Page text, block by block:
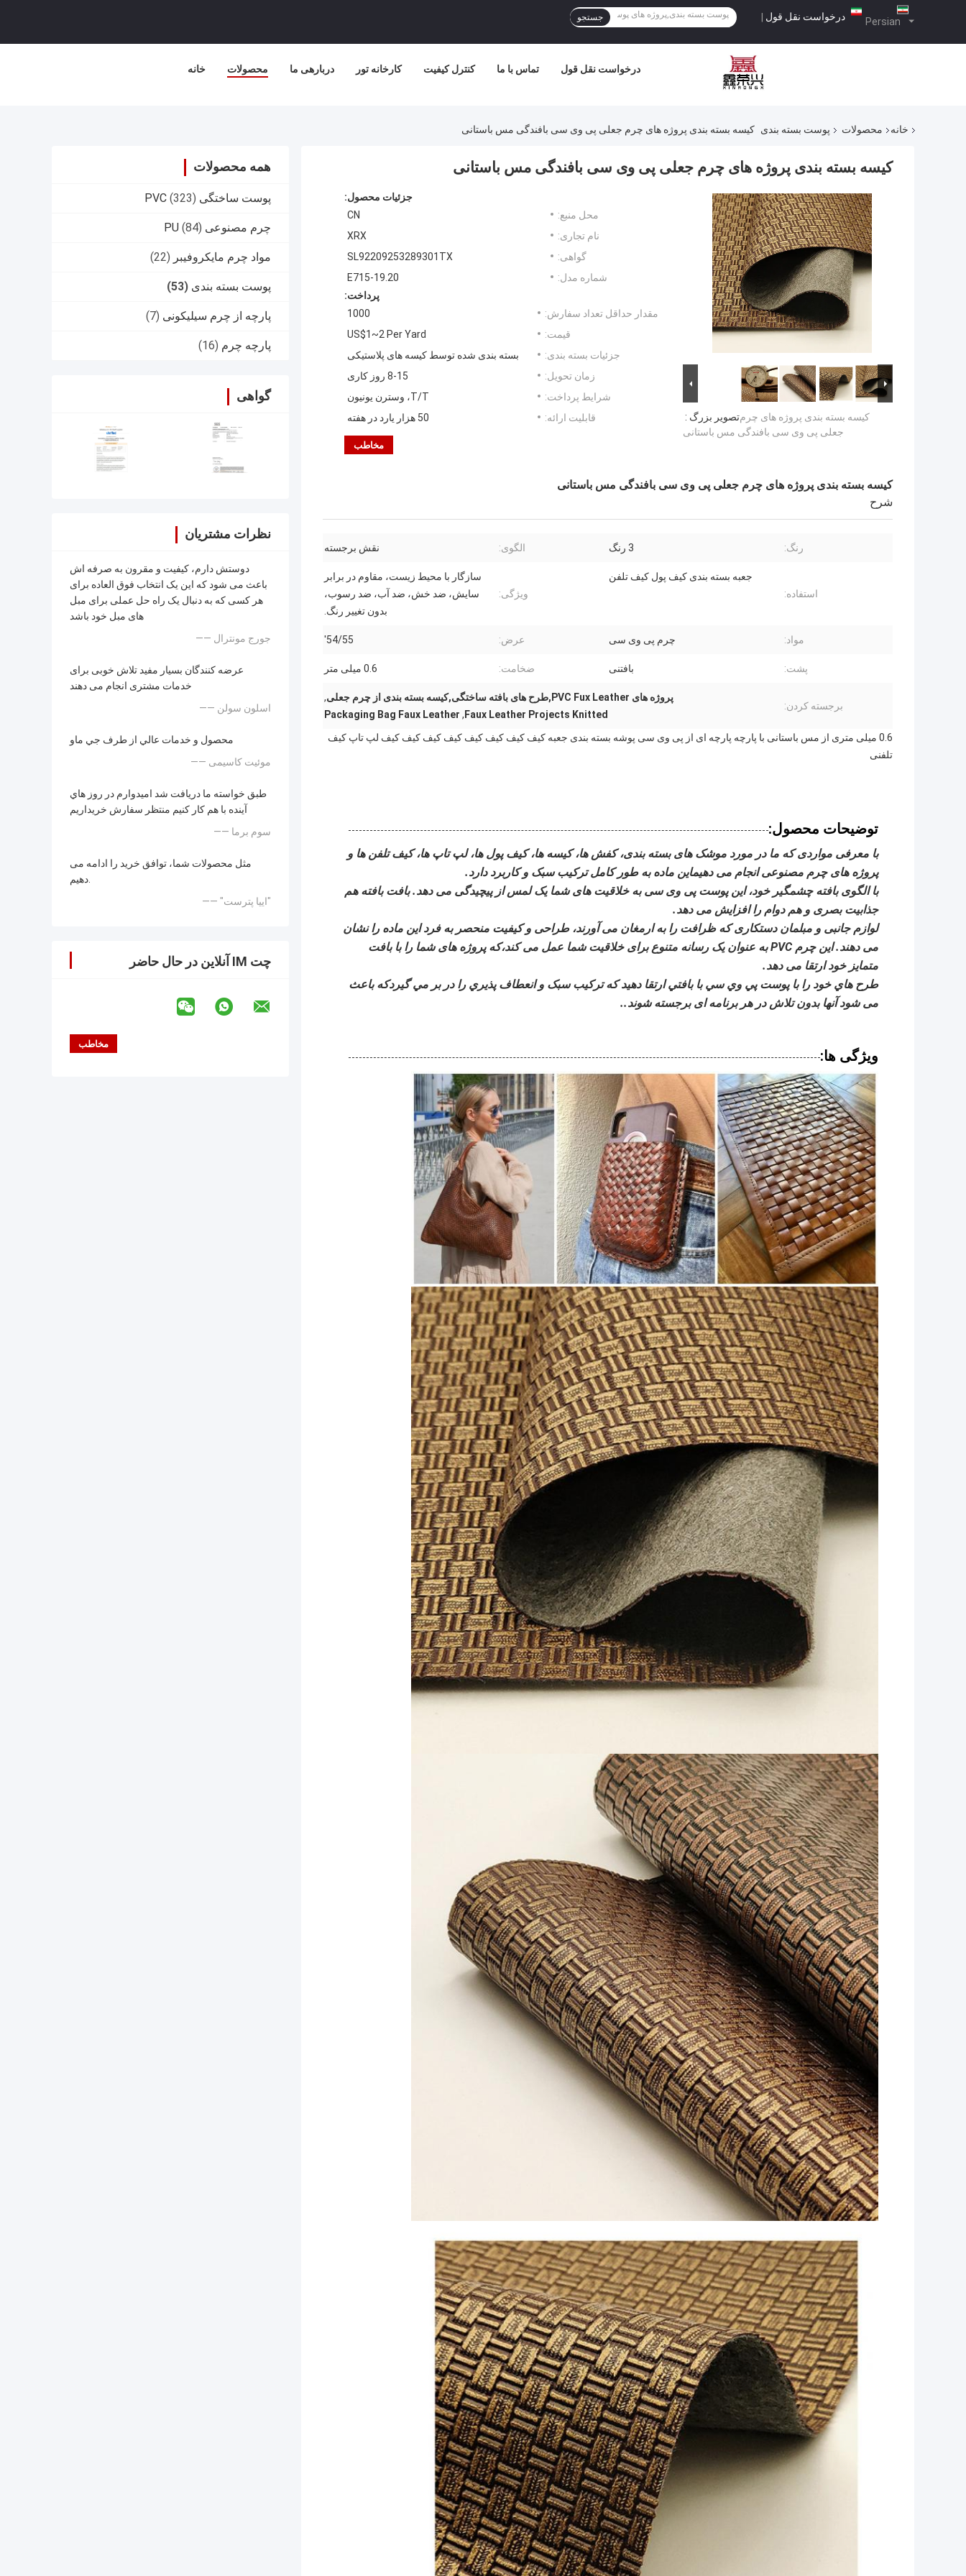
Persian درخواست نقل قول | جستجو
خانه محصولات دربارهی ما کارخانه تور کنترل کیفیت تماس با ما درخواست نقل قول
خانه محصولات پوست بسته بندی کیسه بسته بندی پروژه های چرم جعلی پی وی سی بافندگی مس باستانی
همه محصولات
پوست ساختگی PVC (323)
چرم مصنوعی PU (84)
مواد چرم مایکروفیبر (22)
پوست بسته بندی (53)
پارچه از چرم سیلیکونی (7)
پارچه چرم (16)
گواهی
نظرات مشتریان
دوستش دارم، کیفیت و مقرون به صرفه اش
باعث می شود که این یک انتخاب فوق العاده برای
هر کسی که به دنبال یک راه حل عملی برای مبل
های مبل خود باشد
—— جورج مونترال
عرضه کنندگان بسیار مفید تلاش خوبی برای
خدمات مشتری انجام می دهند
—— اسلون سولن
محصول و خدمات عالي از طرف جي ماو
—— موئیت کاسیمی
طبق خواسته ما دریافت شد اميدوارم در روز هاي
آينده با هم کار کنيم منتظر سفارش خريداريم
—— سوم برما
مثل محصولات شما، توافق خرید را ادامه می
دهیم.
—— "اییا پترست"
چت IM آنلاین در حال حاضر
کیسه بسته بندی پروژه های چرم جعلی پی وی سی بافندگی مس باستانی
تصویر بزرگ :کیسه بسته بندی پروژه های چرم
جعلی پی وی سی بافندگی مس باستانی
جزئیات محصول:
محل منبع:
CN
نام تجاری:
XRX
گواهی:
SL92209253289301TX
شماره مدل:
E715-19.20
پرداخت:
مقدار حداقل تعداد سفارش:
1000
قیمت:
US$1~2 Per Yard
جزئیات بسته بندی:
بسته بندی شده توسط کیسه های پلاستیکی
زمان تحویل:
8-15 روز کاری
شرایط پرداخت:
T/T، وسترن یونیون
قابلیت ارائه:
50 هزار یارد در هفته
مخاطب
کیسه بسته بندی پروژه های چرم جعلی پی وی سی بافندگی مس باستانی
شرح
رنگ: 3 رنگ الگوی: نقش برجسته
استفاده:
جعبه بسته بندی کیف پول کیف تلفن
ویژگی:
سازگار با محیط زیست، مقاوم در برابر
سایش، ضد خش، ضد آب، ضد رسوب،
بدون تغییر رنگ.
مواد: چرم پی وی سی عرض: 54/55'
پشت: بافتنی ضخامت: 0.6 میلی متر
برجسته کردن:
پروژه های PVC Fux Leather,طرح های بافته ساختگی,کیسه بسته بندی از چرم جعلی
,
Faux Leather Projects Knitted
,
Packaging Bag Faux Leather
0.6 میلی متری از مس باستانی با پارچه پارچه ای از پی وی سی پوشه بسته بندی جعبه کیف کیف کیف کیف کیف کیف کیف کیف لپ تاپ کیف
تلفنی
توضیحات محصول:
با معرفی مواردی که ما در مورد موشک های بسته بندی، کفش ها، کیسه ها، کیف پول ها، لپ تاپ ها، کیف تلفن ها و
پروژه های چرم مصنوعی انجام می دهیماین ماده به طور کامل ترکیب سبک و کاربرد دارد.
با الگوی بافته چشمگیر خود، این پوست پی وی سی به خلاقیت های شما یک لمس از پیچیدگی می دهد. بافت بافته هم
جذابیت بصری و هم دوام را افزایش می دهد.
لوازم جانبی و مبلمان دستکاری که ظرافت را به ارمغان می آورند، طراحی و کیفیت منحصر به فرد این ماده را نشان
می دهند. این چرم PVC به عنوان یک رسانه متنوع برای خلاقیت شما عمل می کند،که پروژه های شما را با بافت
متمایز خود ارتقا می دهد.
طرح هاي خود را با پوست پي وي سي با بافتي ارتقا دهيد که ترکیب سبک و انعطاف پذيري را در بر مي گيردکه باعث
می شود آنها بدون تلاش در هر برنامه ای برجسته شوند..
ویژگی ها: